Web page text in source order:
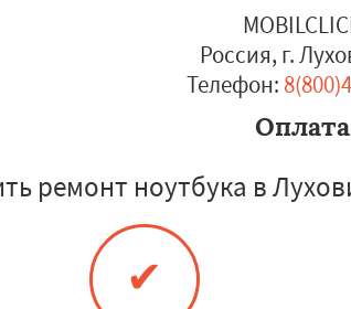
Россия, г.
Телефон:
Оплата
ремонт ноутбука в
✔